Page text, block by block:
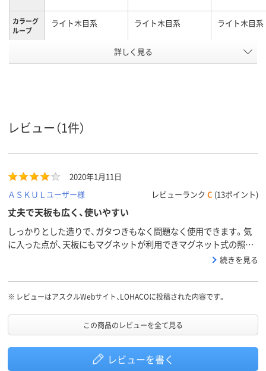
カラーグ
ループ
ライト木目系 ライト木目系 ライト木目系
平机
詳しく見る
レビュー（1件）
2020年1月11日
ＡＳＫＵＬユーザー様
レビューランク C (13ポイント)
丈夫で天板も広く、使いやすい
しっかりとした造りで、ガタつきもなく問題なく使用できます。気
に入った点が、天板にもマグネットが利用できマグネット式の照明
などがそのまま取付できるので、他にも活用方法が広がると思いま
続きを見る
※ レビューはアスクルWebサイト、LOHACOに投稿された内容です。
この商品のレビューを全て見る
レビューを書く